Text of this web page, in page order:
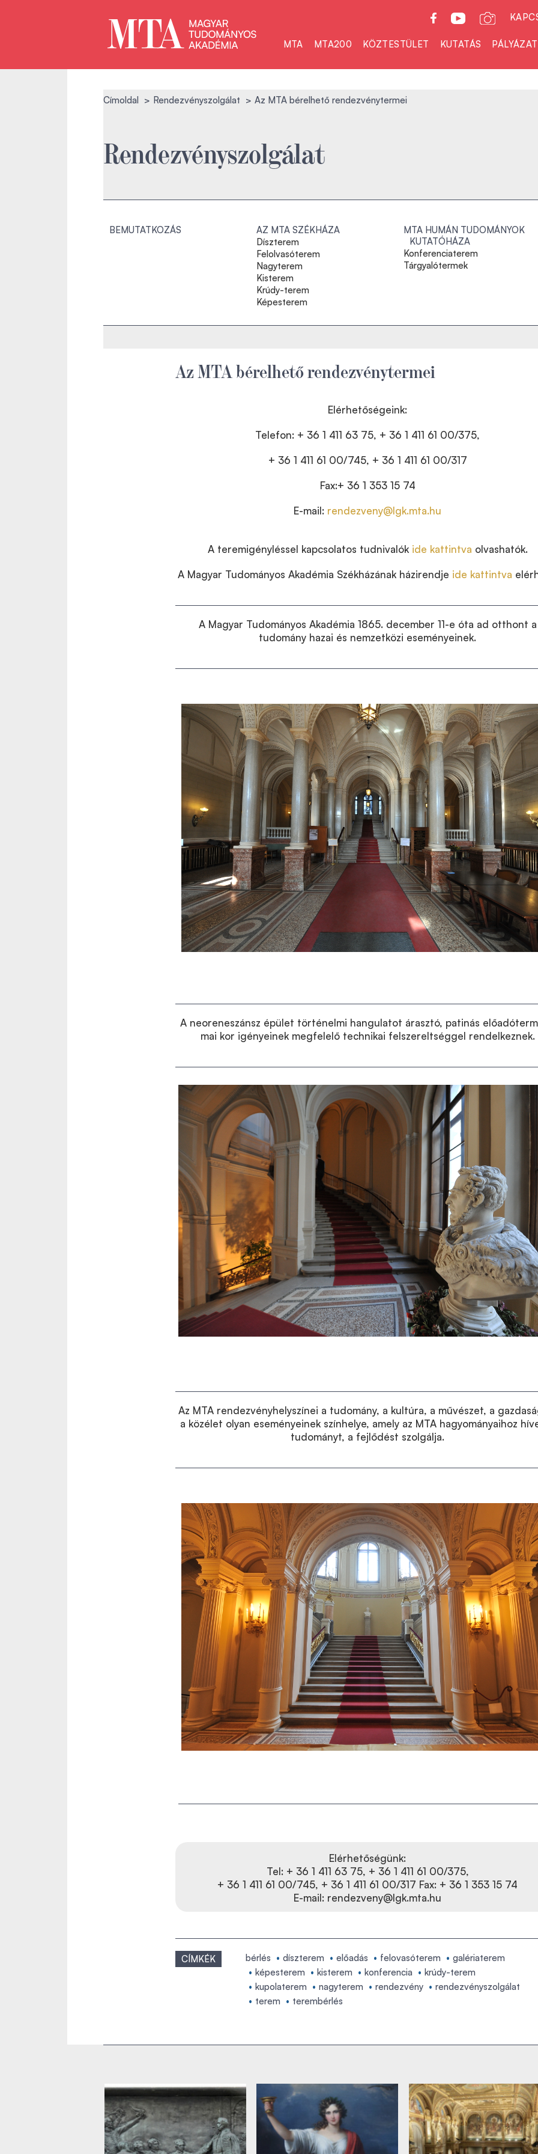
MTA MTA200 KÖZTESTÜLET KUTATÁS
Címoldal Rendezvényszolgálat Az MTA bérelhető rendezvénytermei
Rendezvényszolgálat
BEMUTATKOZÁS
AZ MTA SZÉKHÁZA
Díszterem
Felolvasóterem
Nagyterem
Kisterem
Krúdy-terem
Képesterem
MTA HUMÁN TUDOMÁNYOK
KUTATÓHÁZA
Konferenciaterem
Tárgyalótermek
Az MTA bérelhető rendezvénytermei
Elérhetőségeink:
Telefon: + 36 1 411 63 75, + 36 1 411 61 00/375,
+ 36 1 411 61 00/745, + 36 1 411 61 00/317
Fax:+ 36 1 353 15 74
E-mail: rendezveny@lgk.mta.hu
A teremigényléssel kapcsolatos tudnivalókide kattintva olvashatók.
A Magyar Tudományos Akadémia Székházának házirendje ide kattintva
A Magyar Tudományos Akadémia 1865. december 11-e óta ad otthont a
tudomány hazai és nemzetközi eseményeinek.
A neoreneszánsz épület történelmi hangulatot árasztó, patinás
mai kor igényeinek megfelelő technikai felszereltséggel rendelkeznek.
Az MTA rendezvényhelyszínei a tudomány, a kultúra, a művészet, a
a közélet olyan eseményeinek színhelye, amely az MTA hagyományaihoz
tudományt, a fejlődést szolgálja.
Elérhetőségünk:
Tel: + 36 1 411 63 75, + 36 1 411 61 00/375,
+ 36 1 411 61 00/745, + 36 1 411 61 00/317 Fax: + 36 1 353 15 74
E-mail: rendezveny@lgk.mta.hu
CÍMKÉK bérlés díszterem előadás felovasóterem
galériaterem
képesterem
kisterem konferencia
krúdy-terem
kupolaterem
nagyterem rendezvény
rendezvényszolgálat
terem
terembérlés